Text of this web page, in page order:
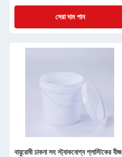
সেরা দাম পান
বায়ুরোধী ঢাকনা সহ স্ট্যাকযোগ্য প্লাস্টিকের বীজ